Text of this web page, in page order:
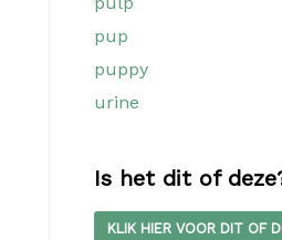
pup
puppy
urine
Is het dit of
KLIK HIER VOOR DIT OF